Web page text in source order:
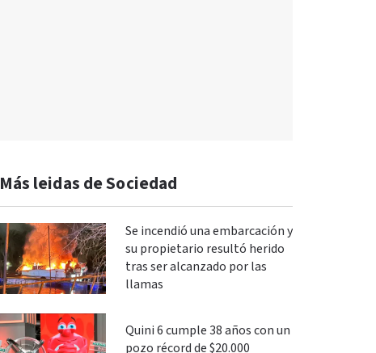
Más leidas de Sociedad
Se incendió una embarcación y
su propietario resultó herido
tras ser alcanzado por las
llamas
Quini 6 cumple 38 años con un
pozo récord de $20.000